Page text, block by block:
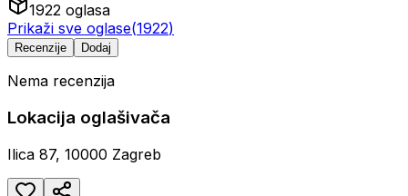
1922 oglasa
Prikaži sve oglase(1922)
Recenzije Dodaj
Nema recenzija
Lokacija oglašivača
Ilica 87, 10000 Zagreb